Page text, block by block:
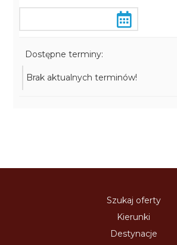
Dostępne terminy:
Brak aktualnych terminów!
Szukaj oferty
Kierunki
Destynacje